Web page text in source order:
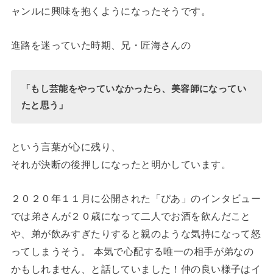
ャンルに興味を抱くようになったそうです。
進路を迷っていた時期、兄・匠海さんの
「もし芸能をやっていなかったら、美容師になってい
たと思う」
という言葉が心に残り、
それが決断の後押しになったと明かしています。
２０２０年１１月に公開された「ぴあ」のインタビュー
では弟さんが２０歳になって二人でお酒を飲んだこと
や、弟が飲みすぎたりすると親のような気持になって怒
ってしまうそう。 本気で心配する唯一の相手が弟なの
かもしれません、と話していました！仲の良い様子はイ